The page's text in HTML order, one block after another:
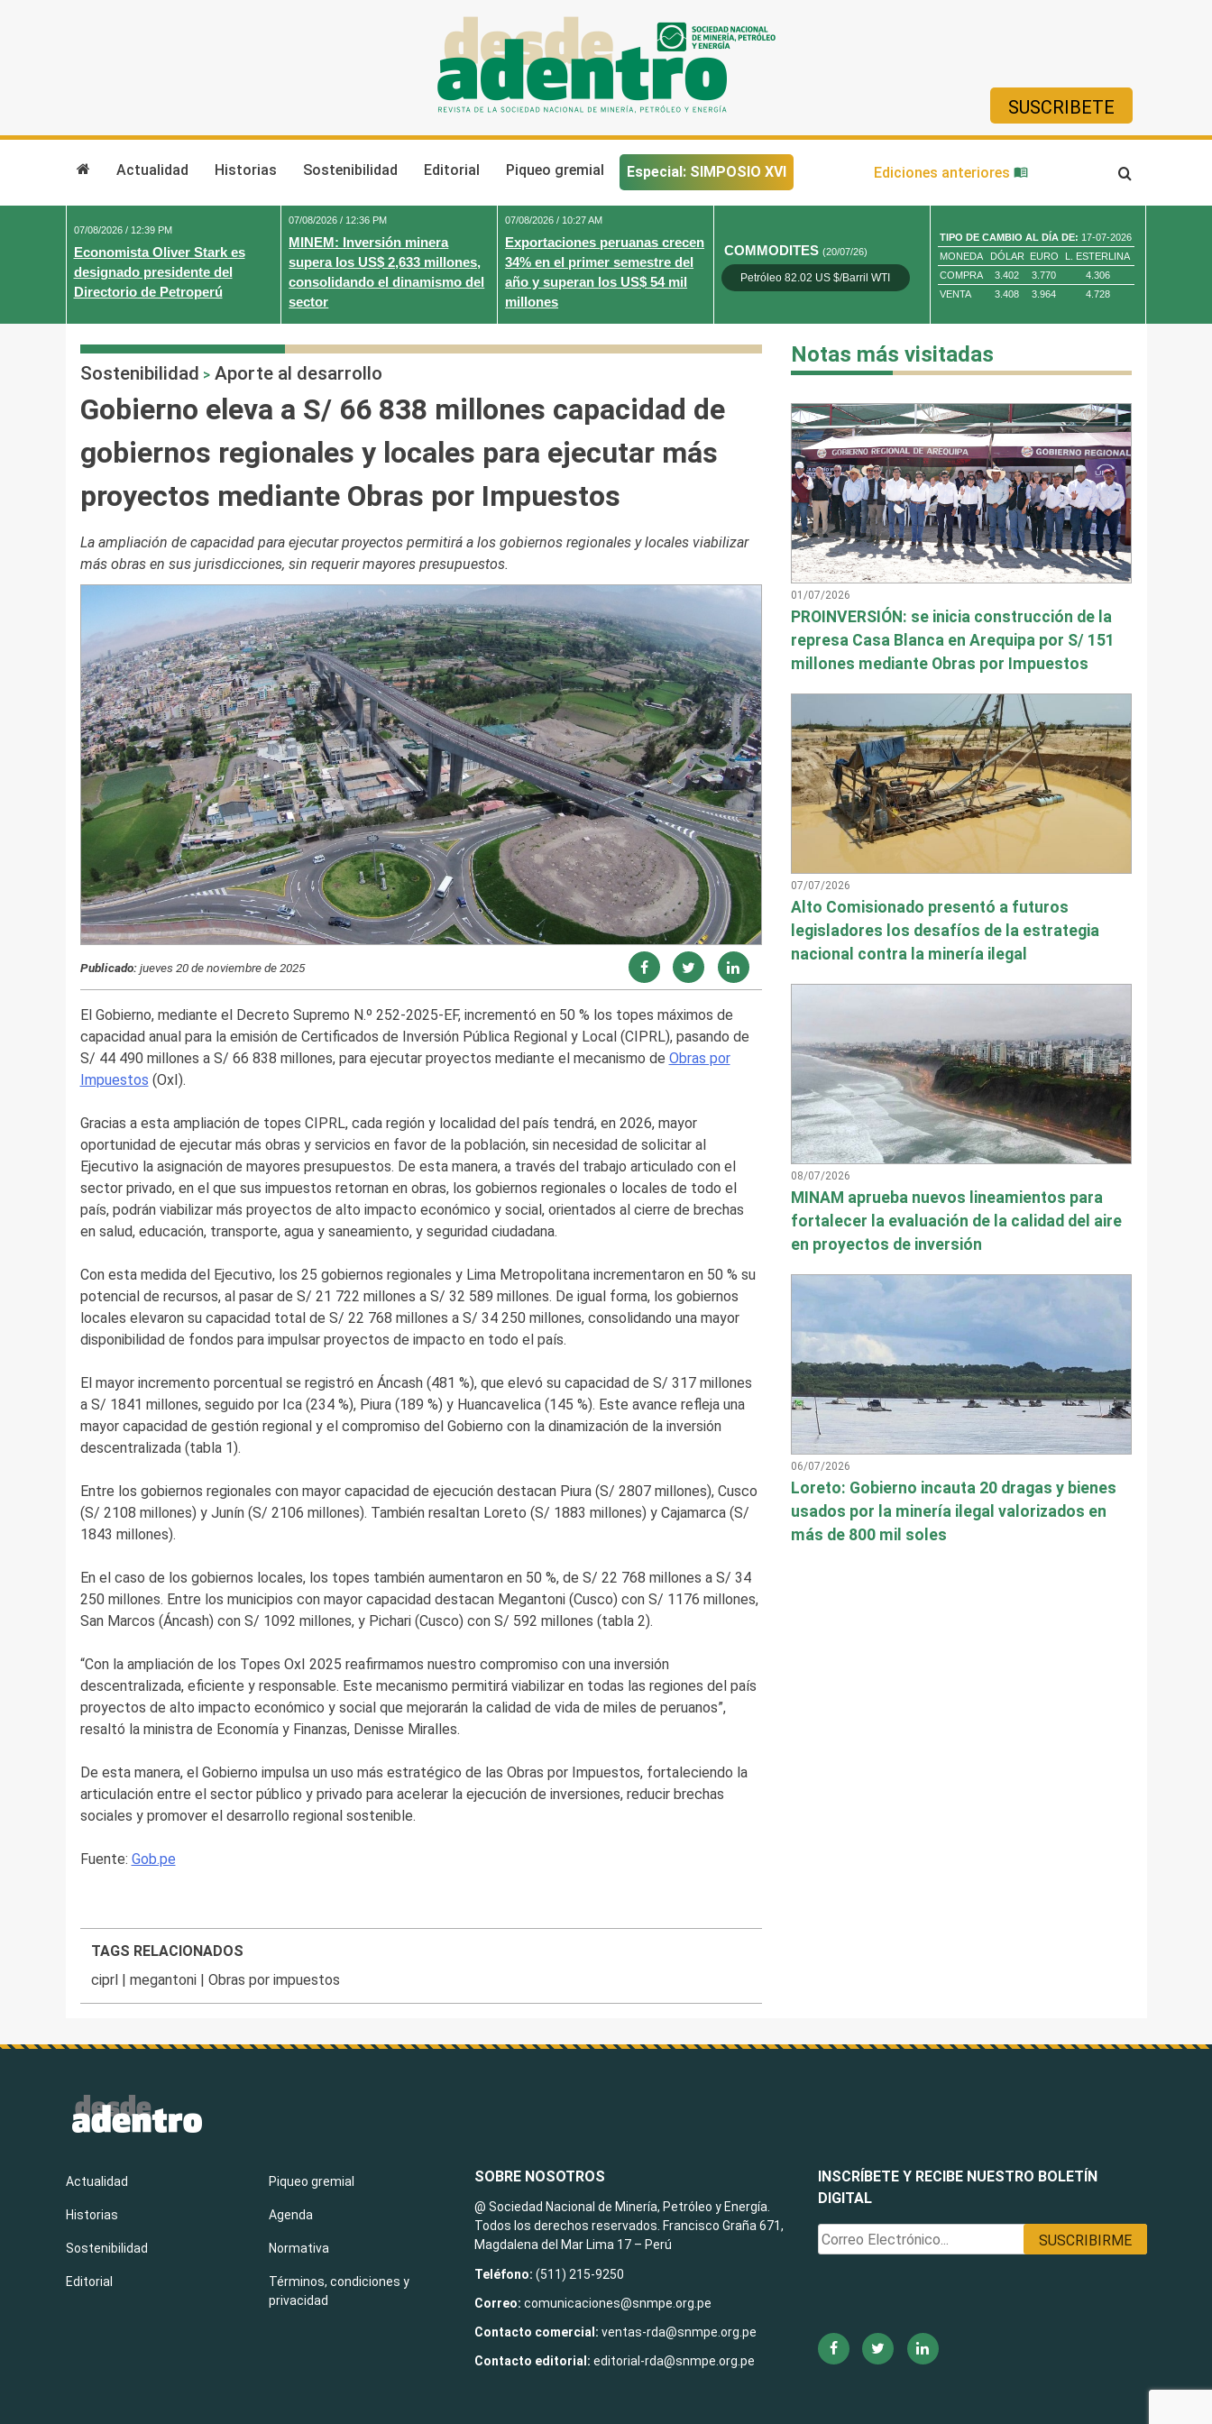
SUSCRIBETE
Actualidad Historias Sostenibilidad Editorial Piqueo gremial Especial: SIMPOSIO XVI Ediciones anteriores
07/08/2026 / 12:39 PM
Economista Oliver Stark es
designado presidente del
Directorio de Petroperú
07/08/2026 / 12:36 PM
MINEM: Inversión minera
supera los US$ 2,633 millones,
consolidando el dinamismo del
sector
07/08/2026 / 10:27 AM
Exportaciones peruanas crecen
34% en el primer semestre del
año y superan los US$ 54 mil
millones
COMMODITES(20/07/26)
Petróleo 82.02 US $/Barril WTI Oro 4,010.80 US $/ Oz. Tr.
TIPO DE CAMBIO AL DÍA DE: 17-07-2026
MONEDA
DÓLAR EURO
L. ESTERLINA
COMPRA
3.402 3.770
4.306
VENTA
3.408 3.964 4.728
Sostenibilidad > Aporte al desarrollo
Gobierno eleva a S/ 66 838 millones capacidad de
gobiernos regionales y locales para ejecutar más
proyectos mediante Obras por Impuestos
La ampliación de capacidad para ejecutar proyectos permitirá a los gobiernos regionales y locales viabilizar
más obras en sus jurisdicciones, sin requerir mayores presupuestos.
Publicado:jueves 20 de noviembre de 2025
El Gobierno, mediante el Decreto Supremo N.º 252-2025-EF, incrementó en 50 % los topes máximos de
capacidad anual para la emisión de Certificados de Inversión Pública Regional y Local (CIPRL), pasando de
S/ 44 490 millones a S/ 66 838 millones, para ejecutar proyectos mediante el mecanismo de Obras por
Impuestos (OxI).
Gracias a esta ampliación de topes CIPRL, cada región y localidad del país tendrá, en 2026, mayor
oportunidad de ejecutar más obras y servicios en favor de la población, sin necesidad de solicitar al
Ejecutivo la asignación de mayores presupuestos. De esta manera, a través del trabajo articulado con el
sector privado, en el que sus impuestos retornan en obras, los gobiernos regionales o locales de todo el
país, podrán viabilizar más proyectos de alto impacto económico y social, orientados al cierre de brechas
en salud, educación, transporte, agua y saneamiento, y seguridad ciudadana.
Con esta medida del Ejecutivo, los 25 gobiernos regionales y Lima Metropolitana incrementaron en 50 % su
potencial de recursos, al pasar de S/ 21 722 millones a S/ 32 589 millones. De igual forma, los gobiernos
locales elevaron su capacidad total de S/ 22 768 millones a S/ 34 250 millones, consolidando una mayor
disponibilidad de fondos para impulsar proyectos de impacto en todo el país.
El mayor incremento porcentual se registró en Áncash (481 %), que elevó su capacidad de S/ 317 millones
a S/ 1841 millones, seguido por Ica (234 %), Piura (189 %) y Huancavelica (145 %). Este avance refleja una
mayor capacidad de gestión regional y el compromiso del Gobierno con la dinamización de la inversión
descentralizada (tabla 1).
Entre los gobiernos regionales con mayor capacidad de ejecución destacan Piura (S/ 2807 millones), Cusco
(S/ 2108 millones) y Junín (S/ 2106 millones). También resaltan Loreto (S/ 1883 millones) y Cajamarca (S/
1843 millones).
En el caso de los gobiernos locales, los topes también aumentaron en 50 %, de S/ 22 768 millones a S/ 34
250 millones. Entre los municipios con mayor capacidad destacan Megantoni (Cusco) con S/ 1176 millones,
San Marcos (Áncash) con S/ 1092 millones, y Pichari (Cusco) con S/ 592 millones (tabla 2).
“Con la ampliación de los Topes OxI 2025 reafirmamos nuestro compromiso con una inversión
descentralizada, eficiente y responsable. Este mecanismo permitirá viabilizar en todas las regiones del país
proyectos de alto impacto económico y social que mejorarán la calidad de vida de miles de peruanos”,
resaltó la ministra de Economía y Finanzas, Denisse Miralles.
De esta manera, el Gobierno impulsa un uso más estratégico de las Obras por Impuestos, fortaleciendo la
articulación entre el sector público y privado para acelerar la ejecución de inversiones, reducir brechas
sociales y promover el desarrollo regional sostenible.
Fuente: Gob.pe
TAGS RELACIONADOS
ciprl |megantoni |Obras por impuestos
Notas más visitadas
01/07/2026
PROINVERSIÓN: se inicia construcción de la
represa Casa Blanca en Arequipa por S/ 151
millones mediante Obras por Impuestos
07/07/2026
Alto Comisionado presentó a futuros
legisladores los desafíos de la estrategia
nacional contra la minería ilegal
08/07/2026
MINAM aprueba nuevos lineamientos para
fortalecer la evaluación de la calidad del aire
en proyectos de inversión
06/07/2026
Loreto: Gobierno incauta 20 dragas y bienes
usados por la minería ilegal valorizados en
más de 800 mil soles
INSCRÍBETE Y RECIBE NUESTRO BOLETÍN
DIGITAL
Actualidad
Historias
Sostenibilidad
Editorial
Piqueo gremial
Agenda
Normativa
Términos, condiciones y
privacidad
SOBRE NOSOTROS
@ Sociedad Nacional de Minería, Petróleo y Energía.
Todos los derechos reservados. Francisco Graña 671,
Magdalena del Mar Lima 17 – Perú
Teléfono: (511) 215-9250
Correo:comunicaciones@snmpe.org.pe
Contacto comercial: ventas-rda@snmpe.org.pe
Contacto editorial: editorial-rda@snmpe.org.pe